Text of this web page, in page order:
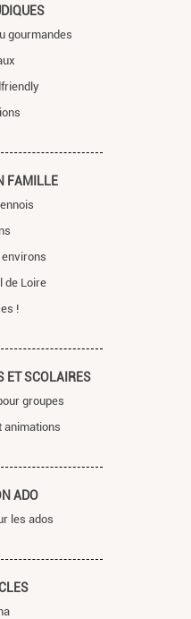
gourmandes
FAMILLE
de Loire
!
ET SCOLAIRES
groupes
animations
ADO
les ados